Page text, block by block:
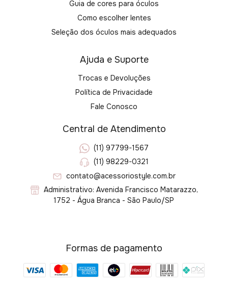
Guia de cores para óculos
Como escolher lentes
Seleção dos óculos mais adequados
Ajuda e Suporte
Trocas e Devoluções
Política de Privacidade
Fale Conosco
Central de Atendimento
(11) 97799-1567
(11) 98229-0321
contato@acessoriostyle.com.br
Administrativo: Avenida Francisco Matarazzo,
1752 - Água Branca - São Paulo/SP
Formas de pagamento